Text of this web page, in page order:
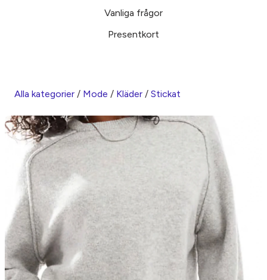
Vanliga frågor
Presentkort
Alla kategorier / Mode / Kläder / Stickat